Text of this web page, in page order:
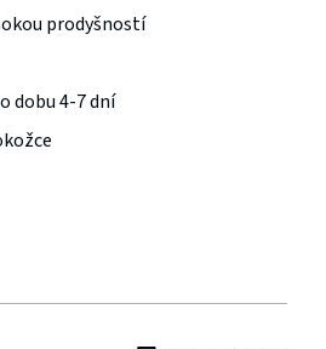
prodyšností
dobu 4-7 dní